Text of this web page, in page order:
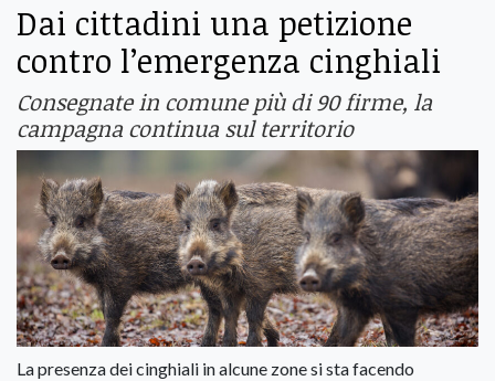
Dai cittadini una petizione
contro l’emergenza cinghiali
Consegnate in comune più di 90 firme, la
campagna continua sul territorio
La presenza dei cinghiali in alcune zone si sta facendo